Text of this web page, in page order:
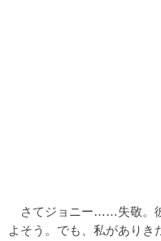
さてジョニー……失敬。
よそう。でも、私がありき